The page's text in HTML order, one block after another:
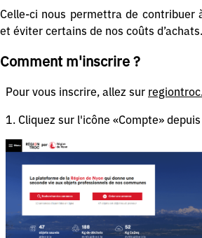
Celle-ci nous permettra de contribuer
et éviter certains de nos coûts d’achats.
Comment m'inscrire ?
Pour vous inscrire, allez sur
1. Cliquez sur l'icône «Compte»